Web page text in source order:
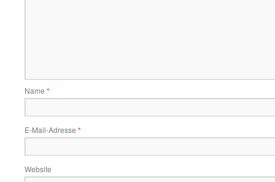
Name *
E-Mail-Adresse *
Website